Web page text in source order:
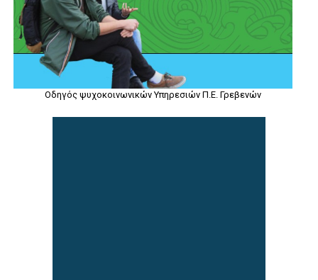
Οδηγός ψυχοκοινωνικών Υπηρεσιών Π.Ε. Γρεβενών